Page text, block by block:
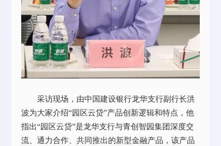
采访现场，由中国建设银行龙华支行副行长洪
波为大家介绍“园区云贷”产品创新逻辑和特点，他
指出“园区云贷”是龙华支行与青创智园集团深度交
流、通力合作、共同推出的新型金融产品，该产品